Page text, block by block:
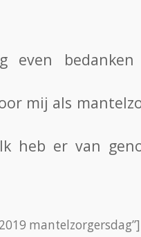
even
mij als
heb er van
mantelzorgersdag”]